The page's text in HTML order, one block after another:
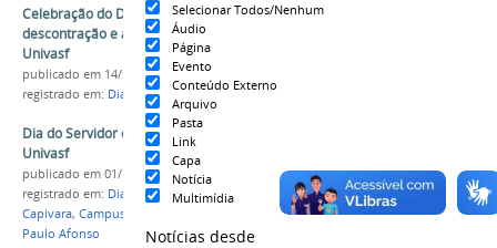
Selecionar Todos/Nenhum
Áudio
Página
Evento
Conteúdo Externo
Arquivo
Pasta
Link
Capa
Notícia
Multimídia
Notícias desde
Celebração do Dia do Servidor leva
descontração e alegria a todos os campi da
Univasf
publicado em 14/11/2024
registrado em: Dia do Servidor,Eventos,Comissões
Dia do Servidor é comemorado pelos campi da
Univasf
publicado em 01/11/2023
registrado em: Dia do Servidor,Campus Serra da
Capivara, Campus Senhor do Bonfim
Campus
Paulo Afonso